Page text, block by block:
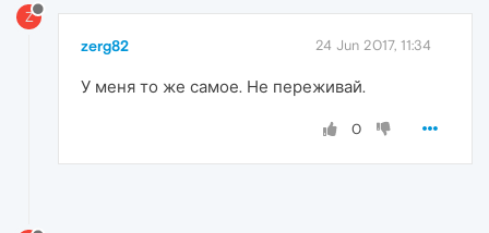
Z
zerg82 24 Jun 2017, 11:34
У меня то же самое. Не переживай.
0